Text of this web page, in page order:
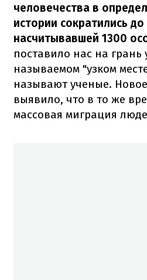
человечества в
истории сократились
насчитывавшей 1300
поставило нас на
называемом "узком
называют ученые.
выявило, что в то же
массовая миграция